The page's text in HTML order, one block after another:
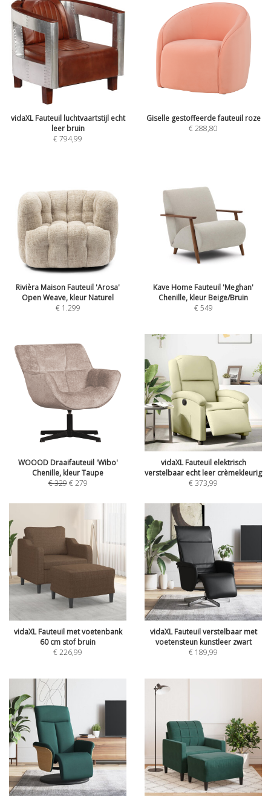
vidaXL Fauteuil luchtvaartstijl echt
leer bruin
€794,99
Giselle gestoffeerde fauteuil roze
€288,80
Rivièra Maison Fauteuil 'Arosa'
Open Weave, kleur Naturel
€ 1.299
Kave Home Fauteuil 'Meghan'
Chenille, kleur Beige/Bruin
€549
WOOOD Draaifauteuil 'Wibo'
Chenille, kleur Taupe
€329 €279
vidaXL Fauteuil elektrisch
verstelbaar echt leer crèmekleurig
€373,99
vidaXL Fauteuil met voetenbank
60 cm stof bruin
€226,99
vidaXL Fauteuil verstelbaar met
voetensteun kunstleer zwart
€ 189,99